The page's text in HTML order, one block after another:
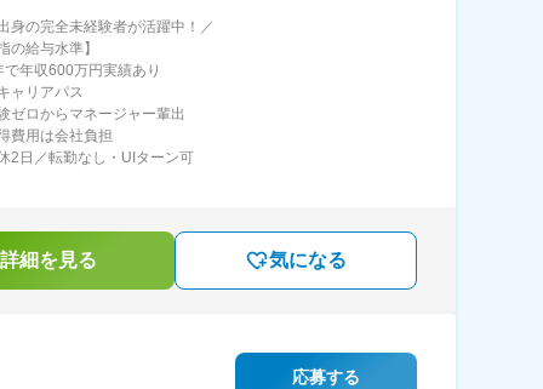
身の完全未経験者が活躍中！／
の給与水準】
年収600万円実績あり
ャリアパス
ゼロからマネージャー輩出
費用は会社負担
2日／転勤なし・UIターン可
細を見る 気になる
応募する